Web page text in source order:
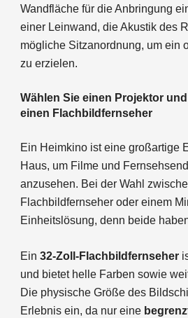
Wandfläche für die Anbringung
einer Leinwand, die Akustik des
mögliche Sitzanordnung, um ein
zu erzielen.
Wählen Sie einen Projektor
einen Flachbildfernseher
Ein Heimkino ist eine großartige
Haus, um Filme und
anzusehen. Bei der Wahl
Flachbildfernseher oder einem
Einheitslösung, denn beide
Ein 32-Zoll-Flachbildfernseher
und bietet helle Farben sowie
Die physische Größe des
Erlebnis ein, da nur eine